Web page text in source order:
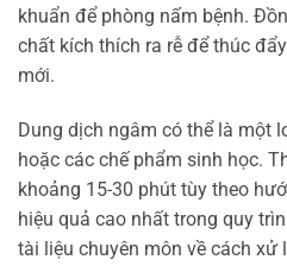
khuẩn để phòng nấm bệnh.
chất kích thích ra rễ để thúc
mới.
Dung dịch ngâm có thể là một
hoặc các chế phẩm sinh học.
khoảng 15-30 phút tùy theo
hiệu quả cao nhất trong quy
tài liệu chuyên môn về cách xử